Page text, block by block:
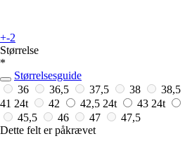
+-2
Størrelse
*
Størrelsesguide
36
36,5 37,5 38 38,5
41 24t 42 42,5 24t 43 24t
45,5
46 47
47,5
Dette felt er påkrævet